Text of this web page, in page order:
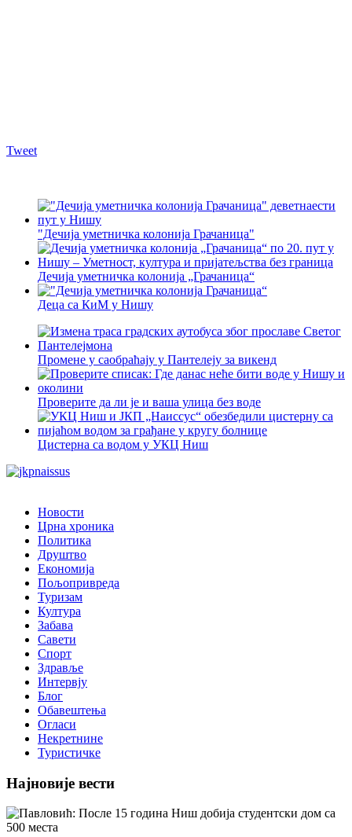
Tweet
"Дечија уметничка колонија Грачаница"
Дечија уметничка колонија „Грачаница“
Деца са КиМ у Нишу
Промене у саобраћају у Пантелеју за викенд
Проверите да ли је и ваша улица без воде
Цистерна са водом у УКЦ Ниш
Новости
Црна хроника
Политика
Друштво
Економија
Пољопривреда
Туризам
Култура
Забава
Савети
Спорт
Здравље
Интервју
Блог
Обавештења
Огласи
Некретнине
Туристичке
Најновије вести